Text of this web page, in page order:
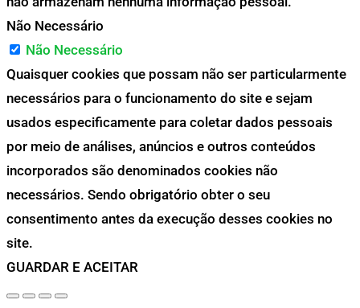
Não Necessário
Não Necessário
Quaisquer cookies que possam não ser particularmente
necessários para o funcionamento do site e sejam
usados especificamente para coletar dados pessoais
por meio de análises, anúncios e outros conteúdos
incorporados são denominados cookies não
necessários. Sendo obrigatório obter o seu
consentimento antes da execução desses cookies no
site.
GUARDAR E ACEITAR